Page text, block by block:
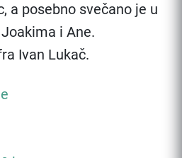
a posebno svečano je u
i Ane.
Ivan Lukač.